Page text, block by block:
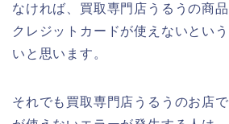
なければ、買取専門店うるうの商
クレジットカードが使えないとい
いと思います。
それでも買取専門店うるうのお店